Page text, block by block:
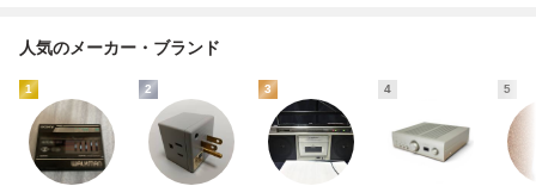
人気のメーカー・ブランド
1 2 3 4 5